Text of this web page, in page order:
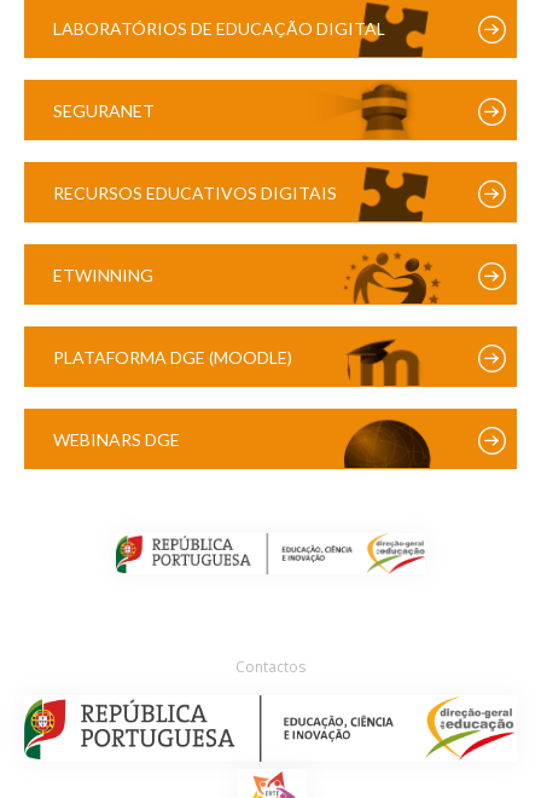
LABORATÓRIOS DE EDUCAÇÃO DIGITAL
SEGURANET
RECURSOS EDUCATIVOS DIGITAIS
ETWINNING
PLATAFORMA DGE (MOODLE)
WEBINARS DGE
Contactos